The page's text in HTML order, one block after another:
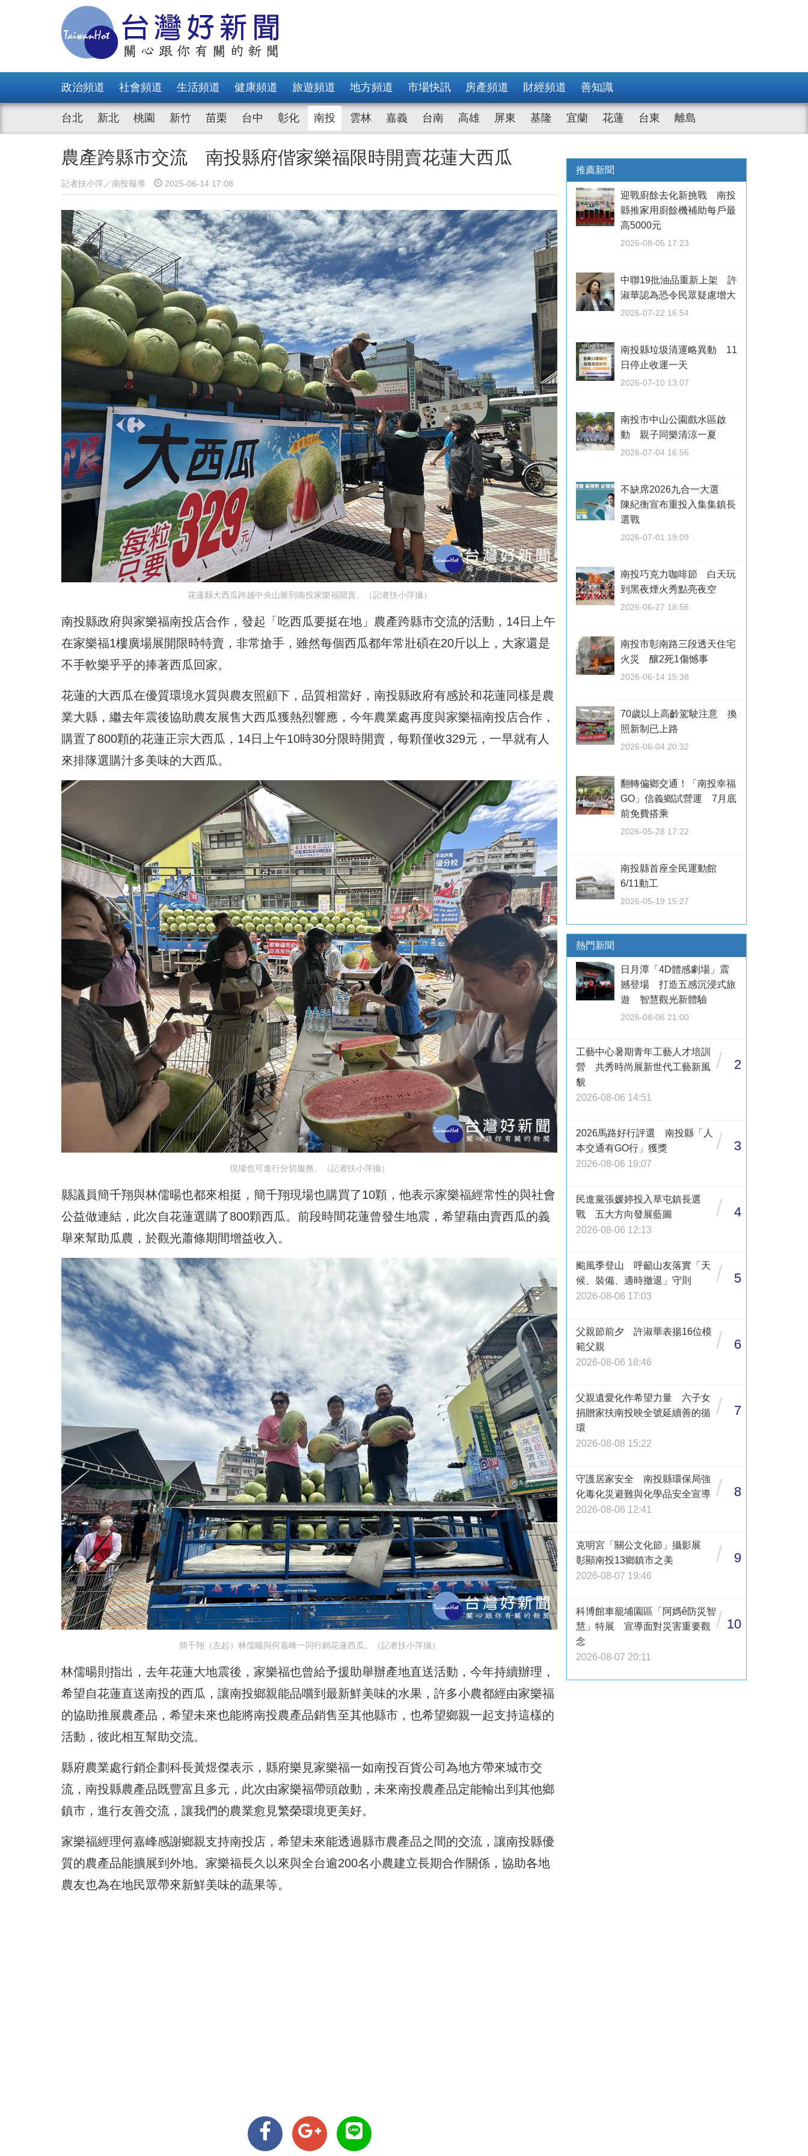
政治頻道 社會頻道 生活頻道 健康頻道 旅遊頻道 地方頻道 市場快訊 房產頻道 財經頻道 善知識
台北 新北 桃園 新竹 苗栗 台中 彰化 南投 雲林 嘉義 台南 高雄 屏東 基隆 宜蘭 花蓮 台東 離島
農產跨縣市交流 南投縣府偕家樂福限時開賣花蓮大西瓜
記者扶小萍／南投報導 2025-06-14 17:08
花蓮縣大西瓜跨越中央山脈到南投家樂福開賣。（記者扶小萍攝）
南投縣政府與家樂福南投店合作，發起「吃西瓜要挺在地」農產跨縣市交流的活動，14日上午
在家樂福1樓廣場展開限時特賣，非常搶手，雖然每個西瓜都年常壯碩在20斤以上，大家還是
不手軟樂乎乎的捧著西瓜回家。
花蓮的大西瓜在優質環境水質與農友照顧下，品質相當好，南投縣政府有感於和花蓮同樣是農
業大縣，繼去年震後協助農友展售大西瓜獲熱烈響應，今年農業處再度與家樂福南投店合作，
購置了800顆的花蓮正宗大西瓜，14日上午10時30分限時開賣，每顆僅收329元，一早就有人
來排隊選購汁多美味的大西瓜。
現場也可進行分切服務。（記者扶小萍攝）
縣議員簡千翔與林儒暘也都來相挺，簡千翔現場也購買了10顆，他表示家樂福經常性的與社會
公益做連結，此次自花蓮選購了800顆西瓜。前段時間花蓮曾發生地震，希望藉由賣西瓜的義
舉來幫助瓜農，於觀光蕭條期間增益收入。
簡千翔（左起）林儒暘與何嘉峰一同行銷花蓮西瓜。（記者扶小萍攝）
林儒暘則指出，去年花蓮大地震後，家樂福也曾給予援助舉辦產地直送活動，今年持續辦理，
希望自花蓮直送南投的西瓜，讓南投鄉親能品嚐到最新鮮美味的水果，許多小農都經由家樂福
的協助推展農產品，希望未來也能將南投農產品銷售至其他縣市，也希望鄉親一起支持這樣的
活動，彼此相互幫助交流。
縣府農業處行銷企劃科長黃煜傑表示，縣府樂見家樂福一如南投百貨公司為地方帶來城市交
流，南投縣農產品既豐富且多元，此次由家樂福帶頭啟動，未來南投農產品定能輸出到其他鄉
鎮市，進行友善交流，讓我們的農業愈見繁榮環境更美好。
家樂福經理何嘉峰感謝鄉親支持南投店，希望未來能透過縣市農產品之間的交流，讓南投縣優
質的農產品能擴展到外地。家樂福長久以來與全台逾200名小農建立長期合作關係，協助各地
農友也為在地民眾帶來新鮮美味的蔬果等。
推薦新聞
迎戰廚餘去化新挑戰 南投
縣推家用廚餘機補助每戶最
高5000元
2026-08-05 17:23
中聯19批油品重新上架 許
淑華認為恐令民眾疑慮增大
2026-07-22 16:54
南投縣垃圾清運略異動 11
日停止收運一天
2026-07-10 13:07
南投市中山公園戲水區啟
動 親子同樂清涼一夏
2026-07-04 16:56
不缺席2026九合一大選
陳紀衡宣布重投入集集鎮長
選戰
2026-07-01 19:09
南投巧克力咖啡節 白天玩
到黑夜煙火秀點亮夜空
2026-06-27 18:56
南投市彰南路三段透天住宅
火災 釀2死1傷憾事
2026-06-14 15:38
70歲以上高齡駕駛注意 換
照新制已上路
2026-06-04 20:32
翻轉偏鄉交通！「南投幸福
GO」信義鄉試營運 7月底
前免費搭乘
2026-05-28 17:22
南投縣首座全民運動館
6/11動工
2026-05-19 15:27
熱門新聞
日月潭「4D體感劇場」震
撼登場 打造五感沉浸式旅
遊 智慧觀光新體驗
2026-08-06 21:00
工藝中心暑期青年工藝人才培訓
營 共秀時尚展新世代工藝新風
貌
2026-08-06 14:51
/ 2
2026馬路好行評選 南投縣「人
本交通有GO行」獲獎
2026-08-06 19:07
/ 3
民進黨張媛婷投入草屯鎮長選
戰 五大方向發展藍圖
2026-08-06 12:13
/ 4
颱風季登山 呼籲山友落實「天
候、裝備、適時撤退」守則
2026-08-06 17:03
/ 5
父親節前夕 許淑華表揚16位模
範父親
2026-08-06 18:46
/ 6
父親遺愛化作希望力量 六子女
捐贈家扶南投映全號延續善的循
環
2026-08-08 15:22
/ 7
守護居家安全 南投縣環保局強
化毒化災避難與化學品安全宣導
2026-08-06 12:41
/ 8
克明宮「關公文化節」攝影展
彰顯南投13鄉鎮市之美
2026-08-07 19:46
/ 9
科博館車籠埔園區「阿媽ê防災智
慧」特展 宣導面對災害重要觀
念
2026-08-07 20:11
/ 10